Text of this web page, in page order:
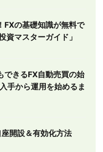
FXの基礎知識が無料で
資マスターガイド」
できるFX自動売買の始
手から運用を始めるま
開設＆有効化方法